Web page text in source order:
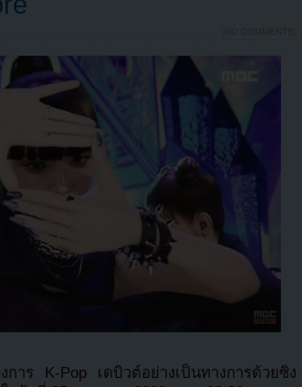
NO COMMENTS
การ K-Pop เดบิวต์อย่างเป็นทางการด้วยซิง